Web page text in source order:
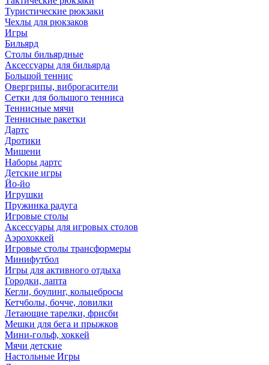
Туристические рюкзаки
Чехлы для рюкзаков
Игры
Бильярд
Столы бильярдные
Аксессуары для бильярда
Большой теннис
Овергрипы, виброгасители
Сетки для большого тенниса
Теннисные мячи
Теннисные ракетки
Дартс
Дротики
Мишени
Наборы дартс
Детские игры
Йо-йо
Игрушки
Пружинка радуга
Игровые столы
Аксессуары для игровых столов
Аэрохоккей
Игровые столы трансформеры
Минифутбол
Игры для активного отдыха
Городки, лапта
Кегли, боулинг, кольцебросы
Кетчболы, бочче, ловилки
Летающие тарелки, фрисби
Мешки для бега и прыжков
Мини-гольф, хоккей
Мячи детские
Настольные Игры